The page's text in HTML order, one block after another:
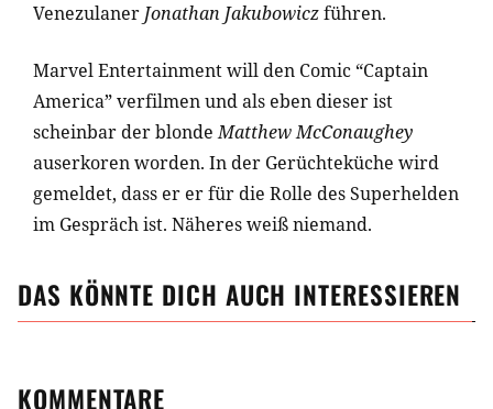
Venezulaner Jonathan Jakubowiczführen.
Marvel Entertainment will den Comic “Captain
America” verfilmen und als eben dieser ist
scheinbar der blondeMatthew McConaughey
auserkoren worden. In der Gerüchteküche wird
gemeldet, dass er er für die Rolle des Superhelden
im Gespräch ist. Näheres weiß niemand.
DAS KÖNNTE DICH AUCH INTERESSIEREN
KOMMENTARE